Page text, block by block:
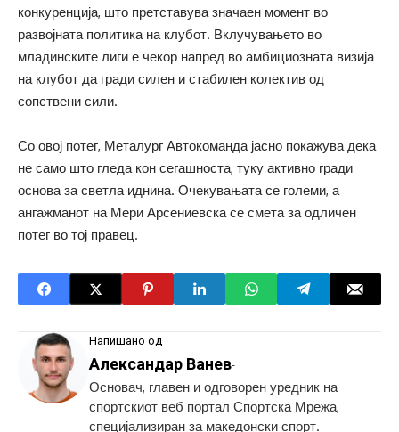
конкуренција, што претставува значаен момент во
развојната политика на клубот. Вклучувањето во
младинските лиги е чекор напред во амбициозната визија
на клубот да гради силен и стабилен колектив од
сопствени сили.
Со овој потег, Металург Автокоманда јасно покажува дека
не само што гледа кон сегашноста, туку активно гради
основа за светла иднина. Очекувањата се големи, а
ангажманот на Мери Арсениевска се смета за одличен
потег во тој правец.
Напишано од
Александар Ванев-
Основач, главен и одговорен уредник на
спортскиот веб портал Спортска Мрежа,
специјализиран за македонски спорт.